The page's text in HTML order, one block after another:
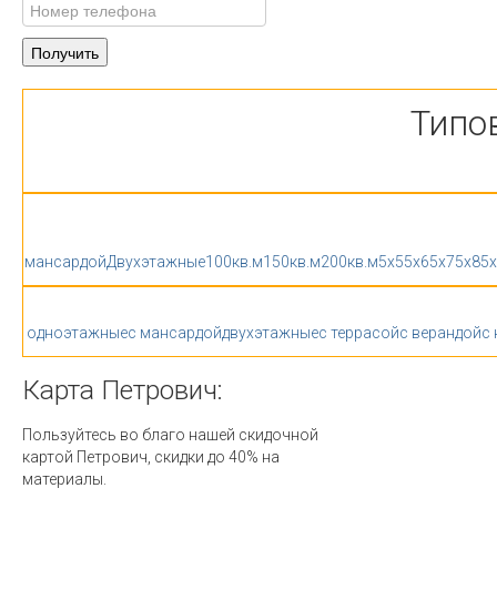
мансардойДвухэтажные100кв.м150кв.м200кв.м5x55x65x75x8
одноэтажныес мансардойдвухэтажныес террасойс верандойс
Карта Петрович:
Пользуйтесь во благо нашей скидочной
картой Петрович, скидки до 40% на
материалы.